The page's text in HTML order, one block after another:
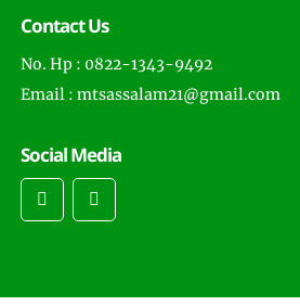
Contact Us
No. Hp : 0822-1343-9492
Email : mtsassalam21@gmail.com
Social Media